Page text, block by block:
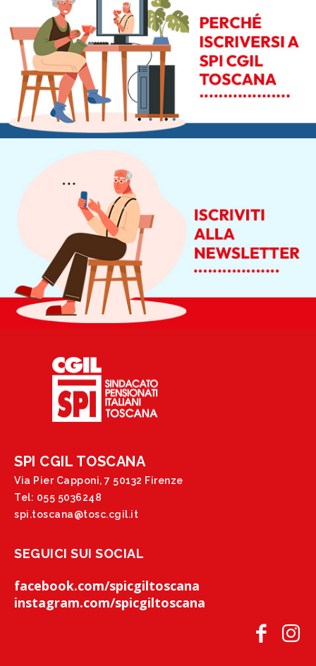
SPI CGIL TOSCANA
Via Pier Capponi, 7 50132 Firenze
Tel: 055 5036248
spi.toscana@tosc.cgil.it
SEGUICI SUI SOCIAL
facebook.com/spicgiltoscana
instagram.com/spicgiltoscana